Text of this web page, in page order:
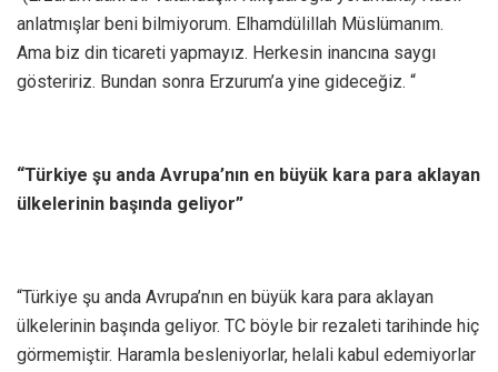
anlatmışlar beni bilmiyorum. Elhamdülillah Müslümanım.
Ama biz din ticareti yapmayız. Herkesin inancına saygı
gösteririz. Bundan sonra Erzurum’a yine gideceğiz. “
“Türkiye şu anda Avrupa’nın en büyük kara para aklayan
ülkelerinin başında geliyor”
“Türkiye şu anda Avrupa’nın en büyük kara para aklayan
ülkelerinin başında geliyor. TC böyle bir rezaleti tarihinde hiç
görmemiştir. Haramla besleniyorlar, helali kabul edemiyorlar